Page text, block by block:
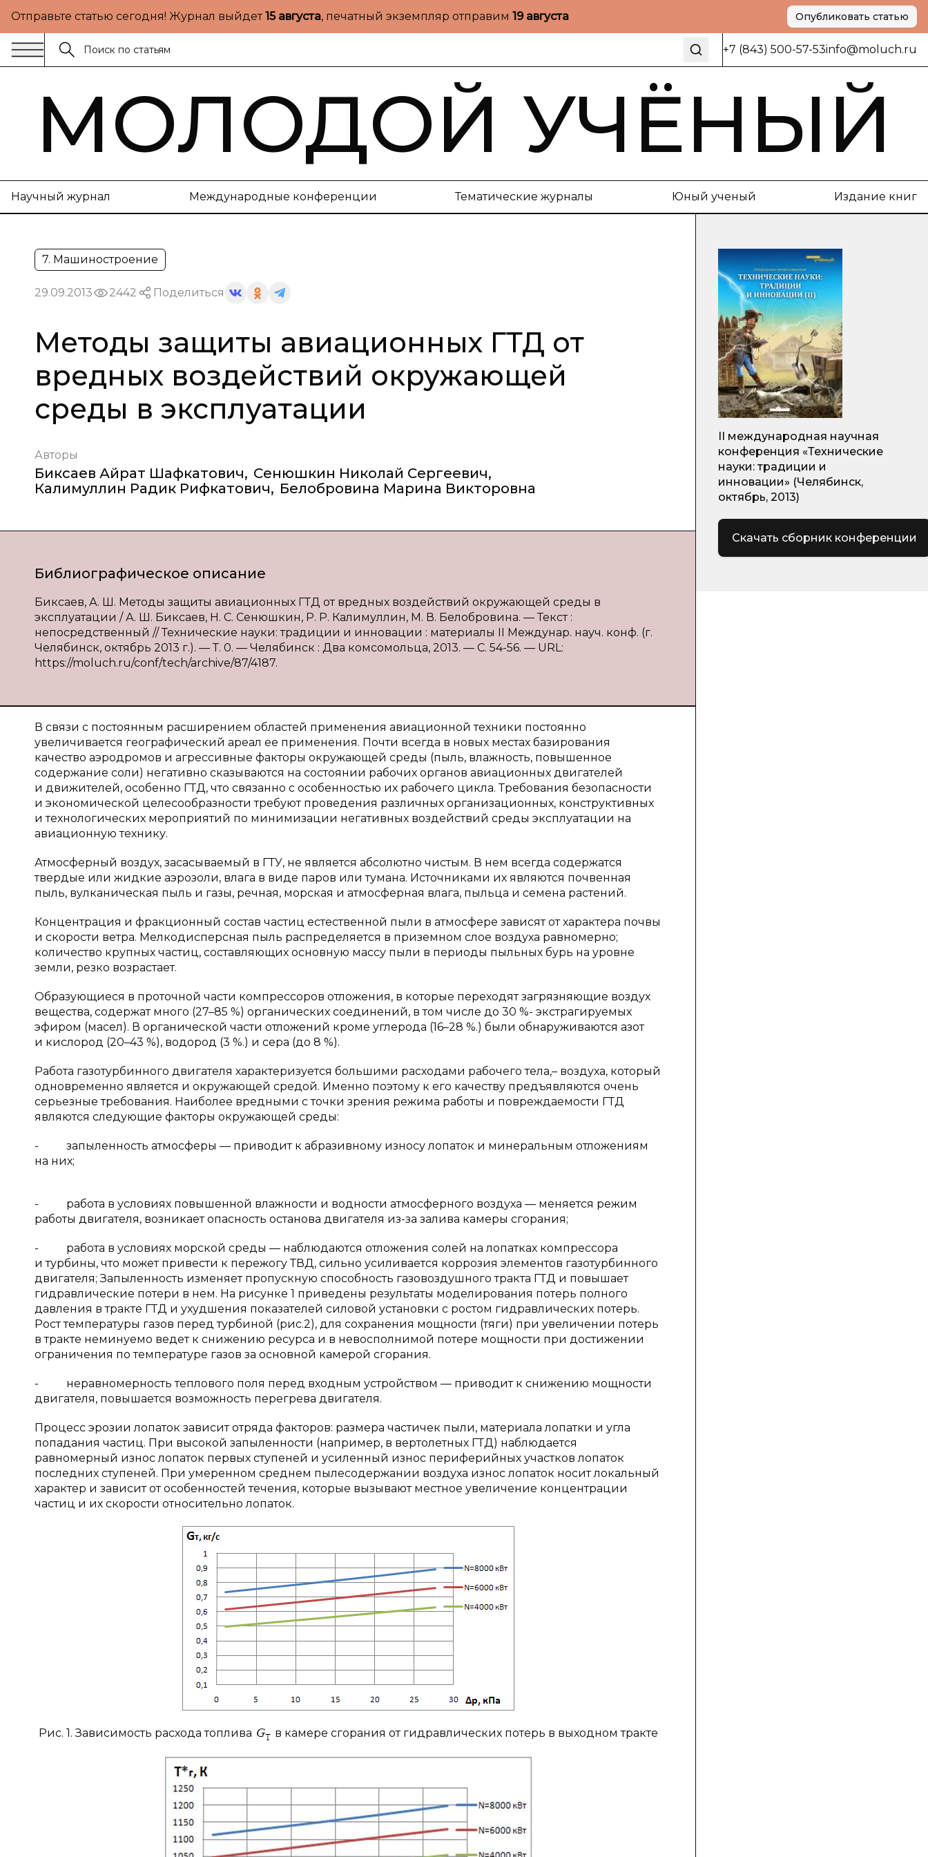
Отправьте статью сегодня! Журнал выйдет15 августа, печатный экземпляр отправим 19 августа Опубликовать статью
+7 (843) 500-57-53info@moluch.ru
МОЛОДОЙ УЧЁНЫЙ
Научный журнал Международные конференции Тематические журналы Юный ученый Издание книг
7. Машиностроение
29.09.2013 2442 Поделиться
Методы защиты авиационных ГТД от
вредных воздействий окружающей
среды в эксплуатации
Авторы
Биксаев Айрат Шафкатович, Сенюшкин Николай Сергеевич,
Калимуллин Радик Рифкатович, Белобровина Марина Викторовна
Библиографическое описание
Биксаев, А. Ш. Методы защиты авиационных ГТД от вредных воздействий окружающей среды в
эксплуатации / А. Ш. Биксаев, Н. С. Сенюшкин, Р. Р. Калимуллин, М. В. Белобровина. — Текст :
непосредственный // Технические науки: традиции и инновации : материалы II Междунар. науч. конф. (г.
Челябинск, октябрь 2013 г.). — Т. 0. — Челябинск : Два комсомольца, 2013. — С. 54-56. — URL:
https://moluch.ru/conf/tech/archive/87/4187.
В связи с постоянным расширением областей применения авиационной техники постоянно
увеличивается географический ареал ее применения. Почти всегда в новых местах базирования
качество аэродромов и агрессивные факторы окружающей среды (пыль, влажность, повышенное
содержание соли) негативно сказываются на состоянии рабочих органов авиационных двигателей
и движителей, особенно ГТД, что связанно с особенностью их рабочего цикла. Требования безопасности
и экономической целесообразности требуют проведения различных организационных, конструктивных
и технологических мероприятий по минимизации негативных воздействий среды эксплуатации на
авиационную технику.
Атмосферный воздух, засасываемый в ГТУ, не является абсолютно чистым. В нем всегда содержатся
твердые или жидкие аэрозоли, влага в виде паров или тумана. Источниками их являются почвенная
пыль, вулканическая пыль и газы, речная, морская и атмосферная влага, пыльца и семена растений.
Концентрация и фракционный состав частиц естественной пыли в атмосфере зависят от характера почвы
и скорости ветра. Мелкодисперсная пыль распределяется в приземном слое воздуха равномерно;
количество крупных частиц, составляющих основную массу пыли в периоды пыльных бурь на уровне
земли, резко возрастает.
Образующиеся в проточной части компрессоров отложения, в которые переходят загрязняющие воздух
вещества, содержат много (27–85 %) органических соединений, в том числе до 30 %- экстрагируемых
эфиром (масел). В органической части отложений кроме углерода (16–28 %.) были обнаруживаются азот
и кислород (20–43 %), водород (3 %.) и сера (до 8 %).
Работа газотурбинного двигателя характеризуется большими расходами рабочего тела,– воздуха, который
одновременно является и окружающей средой. Именно поэтому к его качеству предъявляются очень
серьезные требования. Наиболее вредными с точки зрения режима работы и повреждаемости ГТД
являются следующие факторы окружающей среды:
- запыленность атмосферы — приводит к абразивному износу лопаток и минеральным отложениям
на них;
- работа в условиях повышенной влажности и водности атмосферного воздуха — меняется режим
работы двигателя, возникает опасность останова двигателя из-за залива камеры сгорания;
- работа в условиях морской среды — наблюдаются отложения солей на лопатках компрессора
и турбины, что может привести к пережогу ТВД, сильно усиливается коррозия элементов газотурбинного
двигателя; Запыленность изменяет пропускную способность газовоздушного тракта ГТД и повышает
гидравлические потери в нем. На рисунке 1 приведены результаты моделирования потерь полного
давления в тракте ГТД и ухудшения показателей силовой установки с ростом гидравлических потерь.
Рост температуры газов перед турбиной (рис.2), для сохранения мощности (тяги) при увеличении потерь
в тракте неминуемо ведет к снижению ресурса и в невосполнимой потере мощности при достижении
ограничения по температуре газов за основной камерой сгорания.
- неравномерность теплового поля перед входным устройством — приводит к снижению мощности
двигателя, повышается возможность перегрева двигателя.
Процесс эрозии лопаток зависит отряда факторов: размера частичек пыли, материала лопатки и угла
попадания частиц. При высокой запыленности (например, в вертолетных ГТД) наблюдается
равномерный износ лопаток первых ступеней и усиленный износ периферийных участков лопаток
последних ступеней. При умеренном среднем пылесодержании воздуха износ лопаток носит локальный
характер и зависит от особенностей течения, которые вызывают местное увеличение концентрации
частиц и их скорости относительно лопаток.
Рис. 1. Зависимость расхода топлива в камере сгорания от гидравлических потерь в выходном тракте
II международная научная
конференция «Технические
науки: традиции и
инновации» (Челябинск,
октябрь, 2013)
Скачать сборник конференции